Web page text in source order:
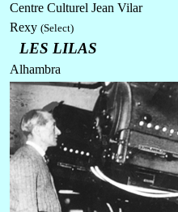
Centre Culturel Jean Vilar
Rexy (Select)
LES LILAS
Alhambra